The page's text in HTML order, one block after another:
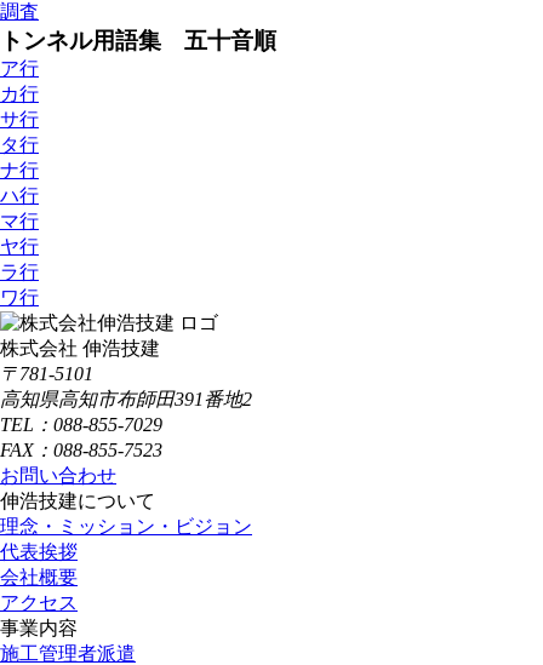
調査
トンネル用語集 五十音順
ア行
カ行
サ行
タ行
ナ行
ハ行
マ行
ヤ行
ラ行
ワ行
株式会社 伸浩技建
〒781-5101
高知県高知市布師田391番地2
TEL：088-855-7029
FAX：088-855-7523
お問い合わせ
伸浩技建について
理念・ミッション・ビジョン
代表挨拶
会社概要
アクセス
事業内容
施工管理者派遣